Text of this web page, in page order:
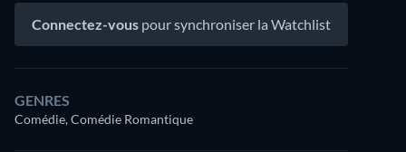
Connectez-vous pour synchroniser la Watchlist
GENRES
Comédie, Comédie Romantique